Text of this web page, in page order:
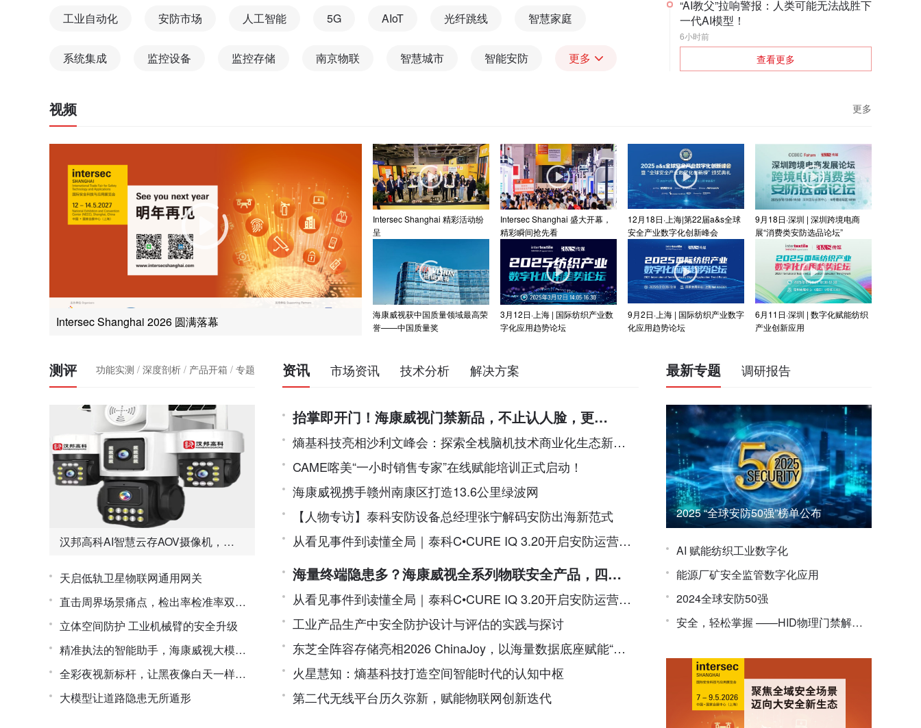
工业自动化 安防市场 人工智能 5G AIoT 光纤跳线 智慧家庭
系统集成 监控设备 监控存储 南京物联 智慧城市 智能安防 更多
“AI教父”拉响警报：人类可能无法战胜下
一代AI模型！
6小时前
查看更多
视频 更多
Intersec Shanghai 2026 圆满落幕
Intersec Shanghai 精彩活动纷
呈
Intersec Shanghai 盛大开幕，
精彩瞬间抢先看
12月18日·上海|第22届a&s全球
安全产业数字化创新峰会
9月18日·深圳 | 深圳跨境电商
展“消费类安防选品论坛”
海康威视获中国质量领域最高荣
誉——中国质量奖
3月12日·上海 | 国际纺织产业数
字化应用趋势论坛
9月2日·上海 | 国际纺织产业数字
化应用趋势论坛
6月11日·深圳 | 数字化赋能纺织
产业创新应用
测评 功能实测 / 深度剖析 / 产品开箱 / 专题
汉邦高科AI智慧云存AOV摄像机，三
目太阳能多摄球机
天启低轨卫星物联网通用网关
直击周界场景痛点，检出率检准率双提
升
立体空间防护 工业机械臂的安全升级
精准执法的智能助手，海康威视大模型
交通卡口系列抓拍产品
全彩夜视新标杆，让黑夜像白天一样精
彩
大模型让道路隐患无所遁形
资讯 市场资讯 技术分析 解决方案
抬掌即开门！海康威视门禁新品，不止认人脸，更
认"掌"中静脉！
熵基科技亮相沙利文峰会：探索全栈脑机技术商业化生态新路
径
CAME喀美“一小时销售专家”在线赋能培训正式启动！
海康威视携手赣州南康区打造13.6公里绿波网
【人物专访】泰科安防设备总经理张宁解码安防出海新范式
从看见事件到读懂全局｜泰科C•CURE IQ 3.20开启安防运营智
能新时代
海量终端隐患多？海康威视全系列物联安全产品，四层
守护更放心！
从看见事件到读懂全局｜泰科C•CURE IQ 3.20开启安防运营智
能新时代
工业产品生产中安全防护设计与评估的实践与探讨
东芝全阵容存储亮相2026 ChinaJoy，以海量数据底座赋能“与
AI同游”新体验
火星慧知：熵基科技打造空间智能时代的认知中枢
第二代无线平台历久弥新，赋能物联网创新迭代
最新专题 调研报告
2025 “全球安防50强”榜单公布
AI 赋能纺织工业数字化
能源厂矿安全监管数字化应用
2024全球安防50强
安全，轻松掌握 ——HID物理门禁解决